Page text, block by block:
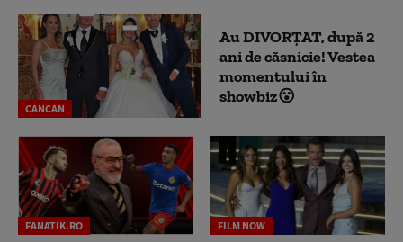
CANCAN
Au DIVORȚAT, după 2
ani de căsnicie! Vestea
momentului în
showbiz😮
FANATIK.RO FILM NOW